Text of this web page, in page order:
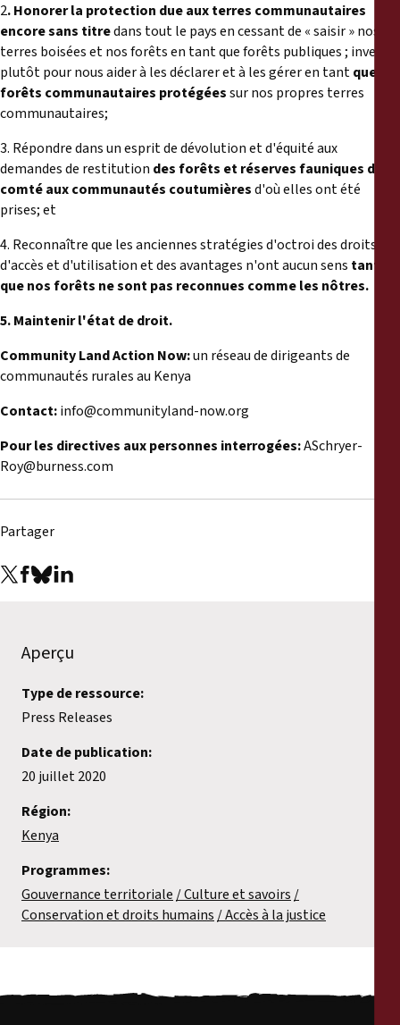
2. Honorer la protection due aux terres communautaires
encore sans titredans tout le pays en cessant de « saisir » nos
terres boisées et nos forêts en tant que forêts publiques ; investir
plutôt pour nous aider à les déclarer et à les gérer en tantque
forêts communautaires protégéessur nos propres terres
communautaires;
3. Répondre dans un esprit de dévolution et d'équité aux
demandes de restitution des forêts et réserves fauniques du
comté aux communautés coutumièresd'où elles ont été
prises; et
4. Reconnaître que les anciennes stratégies d'octroi des droits
d'accès et d'utilisation et des avantages n'ont aucun sens tant
que nos forêts ne sont pas reconnues comme les nôtres.
5. Maintenir l'état de droit.
Community Land Action Now:un réseau de dirigeants de
communautés rurales au Kenya
Contact:info@communityland-now.org
Pour les directives aux personnes interrogées:ASchryer-
Roy@burness.com
Partager
Aperçu
Type de ressource:
Press Releases
Date de publication:
20 juillet 2020
Région:
Kenya
Programmes:
Gouvernance territoriale Culture et savoirs
Conservation et droits humains Accès à la justice